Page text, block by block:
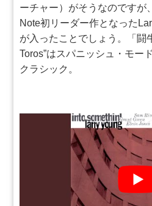
ーチャー）がそうなのですが
Note初リーダー作となった
が入ったことでしょう。「闘
Toros”はスパニッシュ・モー
クラシック。